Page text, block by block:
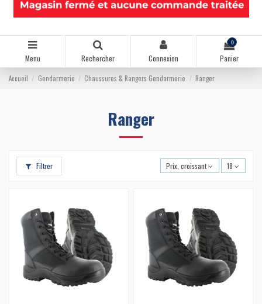
Menu Rechercher Connexion
0
Panier
Accueil Gendarmerie Chaussures & Rangers Gendarmerie Ranger
Ranger
Filtrer Prix, croissant 18